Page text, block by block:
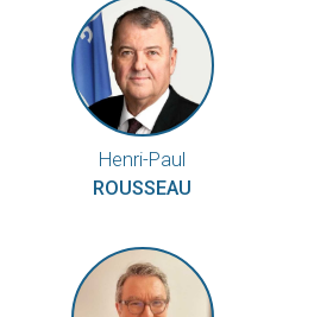
Henri-Paul
ROUSSEAU